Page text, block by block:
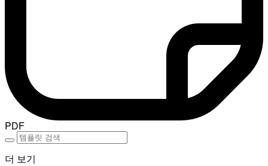
PDF
더 보기